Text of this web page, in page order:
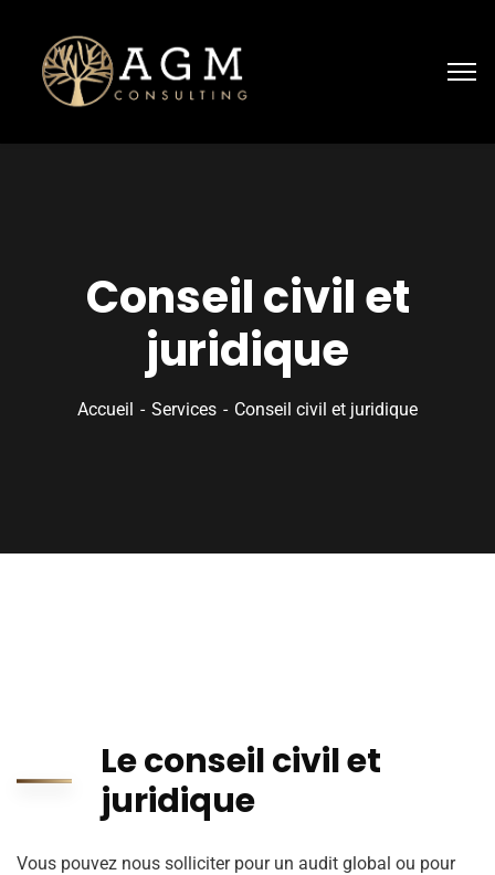
Conseil civil et
juridique
Accueil Services Conseil civil et juridique
Le conseil civil et
juridique
Vous pouvez nous solliciter pour un audit global ou pour